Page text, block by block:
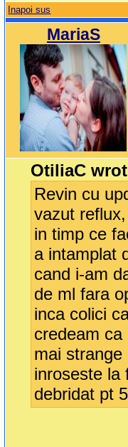
Inapoi sus
MariaS
OtiliaC
Revin cu
vazut
in timp ce
a intamplat
cand i-am
de ml fara
inca colici
credeam
mai
inroseste la
debridat pt